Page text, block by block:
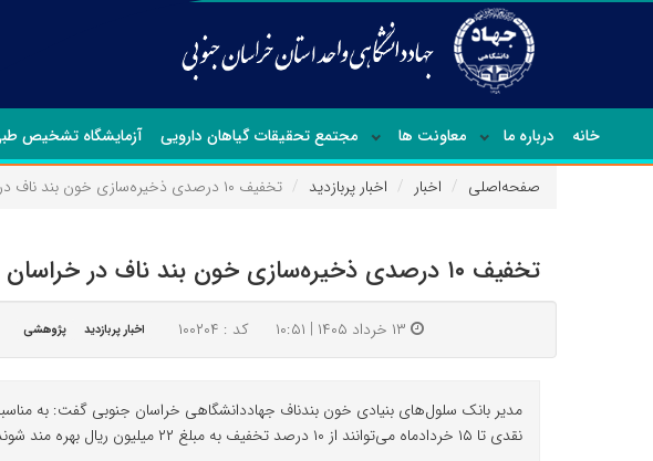
خانه درباره ما معاونت ها مجتمع تحقیقات گیاهان دارویی آزمایشگاه تشخیص
صفحه‌اصلی اخبار اخبار پربازدید تخفیف ۱۰ درصدی ذخیره‌سازی خون بند ناف در خراسان جنوبی تا ۱۵ خرداد
تخفیف ۱۰ درصدی ذخیره‌سازی خون بند ناف در خراسان جنوبی تا ۱۵ خرداد
۱۳ خرداد ۱۴۰۵ | ۱۰:۵۱ کد : ۱۰۰۲۰۴ اخبار پربازدید پژوهشی
مدیر بانک سلول‌های بنیادی خون بندناف جهاددانشگاهی خراسان جنوبی گفت: به
نقدی تا ۱۵ خردادماه می‌توانند از ۱۰ درصد تخفیف به مبلغ ۲۲ میلیون ریال بهره مند شوند.